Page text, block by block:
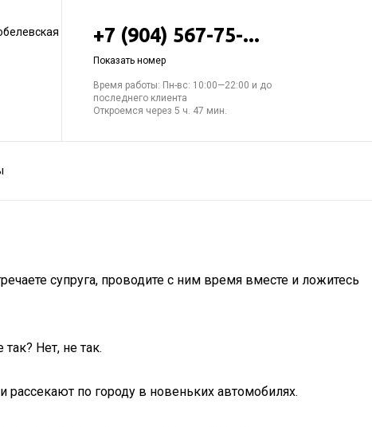
+7 (904) 567-75-...
Показать номер
Время работы: Пн-вс: 10:00—22:00 и до
последнего клиента
Откроемся через 5 ч. 47 мин.
супруга, проводите с ним время вместе и ложитесь
Нет, не так.
по городу в новеньких автомобилях.